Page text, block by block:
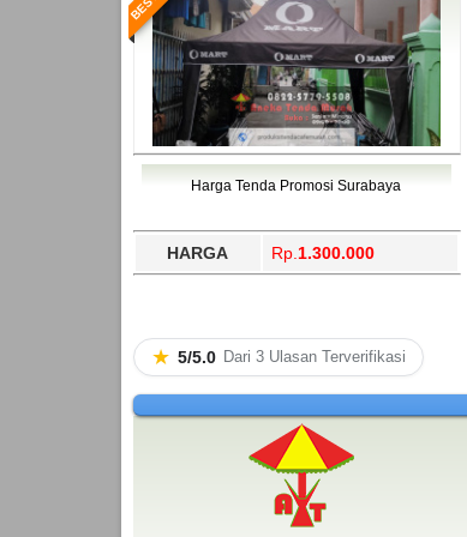
Harga Tenda Promosi Surabaya
HARGA Rp. 1.300.000
★ 5/5.0 Dari 3 Ulasan Terverifikasi